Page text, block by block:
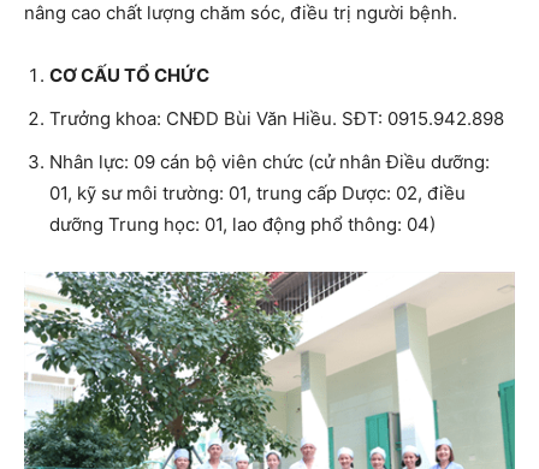
nâng cao chất lượng chăm sóc, điều trị người bệnh.
CƠ CẤU TỔ CHỨC
Trưởng khoa: CNĐD Bùi Văn Hiều. SĐT: 0915.942.898
Nhân lực: 09 cán bộ viên chức (cử nhân Điều dưỡng:
01, kỹ sư môi trường: 01, trung cấp Dược: 02, điều
dưỡng Trung học: 01, lao động phổ thông: 04)